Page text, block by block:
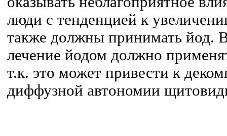
люди с тенденцией к
также должны принимать йод.
лечение йодом должно
т.к. это может привести к
диффузной автономии